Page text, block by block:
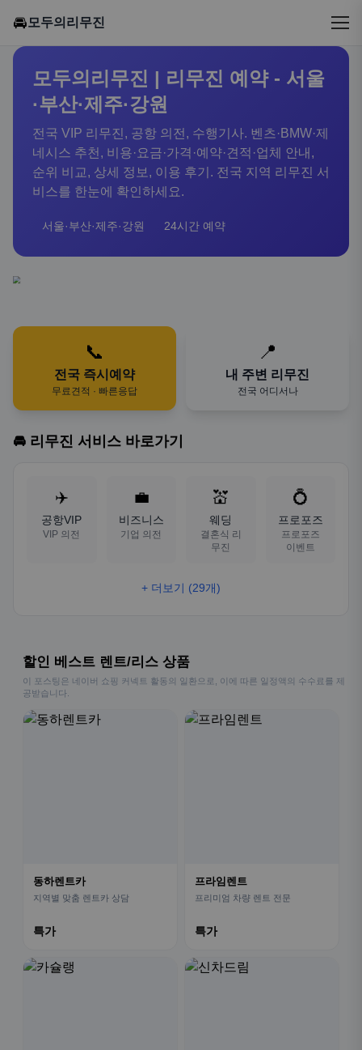
🚘 모두의리무진
모두의리무진 | 리무진 예약 - 서울
·부산·제주·강원
전국 VIP 리무진, 공항 의전, 수행기사. 벤츠·BMW·제
네시스 추천, 비용·요금·가격·예약·견적·업체 안내,
순위 비교, 상세 정보, 이용 후기. 전국 지역 리무진 서
비스를 한눈에 확인하세요.
서울·부산·제주·강원 24시간 예약
📞
전국 즉시예약
무료견적 · 빠른응답
📍
내 주변 리무진
전국 어디서나
🚘 리무진 서비스 바로가기
✈️
공항VIP
VIP 의전
💼
비즈니스
기업 의전
💒
웨딩
결혼식 리
무진
💍
프로포즈
프로포즈
이벤트
+ 더보기 (29개)
할인 베스트 렌트/리스 상품
이 포스팅은 네이버 쇼핑 커넥트 활동의 일환으로, 이에 따른 일정액의 수수료를 제
공받습니다.
동하렌트카
지역별 맞춤 렌트카 상담
특가
프라임렌트
프리미엄 차량 렌트 전문
특가